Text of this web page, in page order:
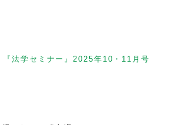
『法学セミナー』2025年10・11月号